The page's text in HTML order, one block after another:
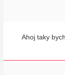
Ahoj taky